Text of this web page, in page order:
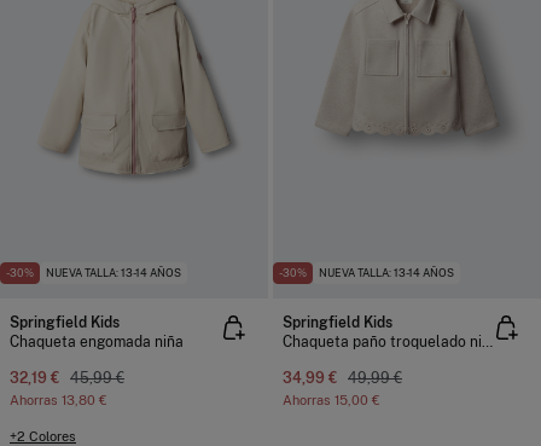
-30% NUEVA TALLA: 13-14 AÑOS
Springfield Kids
Chaqueta engomada niña
32,19 € 45,99 €
Ahorras 13,80 €
+2 Colores
-30% NUEVA TALLA: 13-14 AÑOS
Springfield Kids
Chaqueta paño troquelado niña
34,99 € 49,99 €
Ahorras 15,00 €